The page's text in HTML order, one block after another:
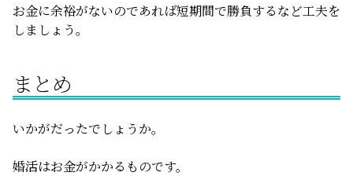
お金に余裕がないのであれば短期間で勝負するなど工夫を
しましょう。
まとめ
いかがだったでしょうか。
婚活はお金がかかるものです。